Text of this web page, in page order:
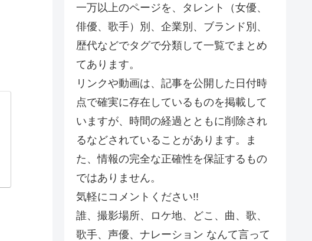
一万以上のページを、タレント（女優、
俳優、歌手）別、企業別、ブランド別、
歴代などでタグで分類して一覧でまとめ
てあります。
リンクや動画は、記事を公開した日付時
点で確実に存在しているものを掲載して
いますが、時間の経過とともに削除され
るなどされていることがあります。ま
た、情報の完全な正確性を保証するもの
ではありません。
気軽にコメントください!!
誰、撮影場所、ロケ地、どこ、曲、歌、
歌手、声優、ナレーション なんて言って